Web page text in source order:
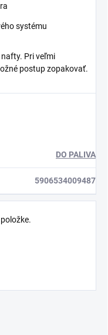
systému
Pri veľmi
postup zopakovať.
DO PALIVA
5906534009487